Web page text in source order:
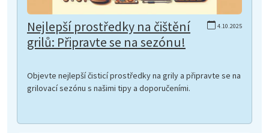
4.10.2025
Nejlepší prostředky na čištění
grilů: Připravte se na sezónu!
Objevte nejlepší čisticí prostředky na grily a připravte se na
grilovací sezónu s našimi tipy a doporučeními.